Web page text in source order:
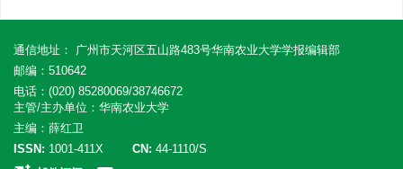
通信地址： 广州市天河区五山路483号华南农业大学学报编辑部
邮编：510642
电话：(020) 85280069/38746672
主管/主办单位：华南农业大学
主编：薛红卫
ISSN: 1001-411X CN: 44-1110/S